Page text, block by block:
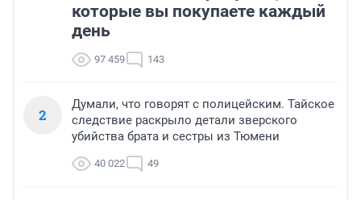
которые вы покупаете каждый
день
97 459 143
2
Думали, что говорят с полицейским. Тайское
следствие раскрыло детали зверского
убийства брата и сестры из Тюмени
40 022 49